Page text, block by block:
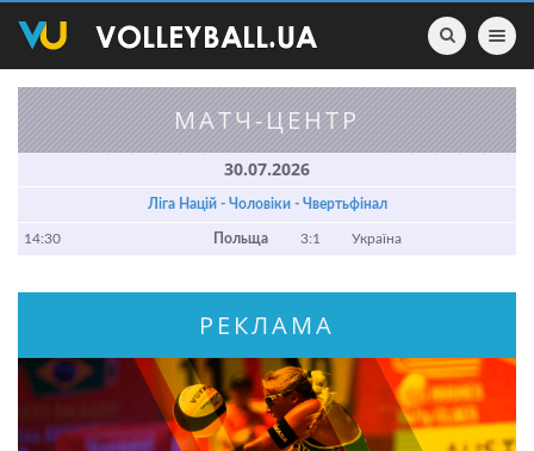
Toggle
МАТЧ-ЦЕНТР
30.07.2026
Ліга Націй - Чоловіки - Чвертьфінал
14:30 Польща 3:1 Україна
РЕКЛАМА